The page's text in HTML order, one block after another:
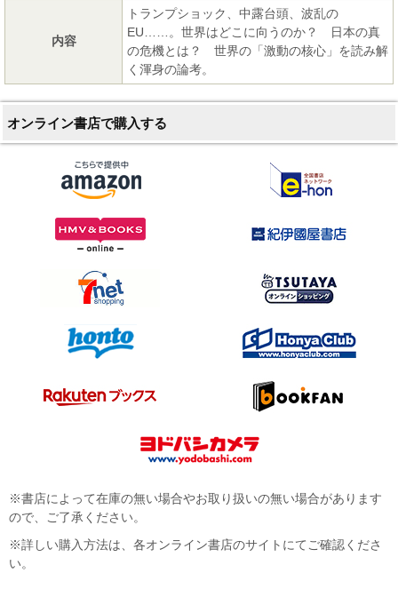
内容
トランプショック、中露台頭、波乱の
EU……。世界はどこに向うのか？ 日本の真
の危機とは？ 世界の「激動の核心」を読み解
く渾身の論考。
オンライン書店で購入する
※書店によって在庫の無い場合やお取り扱いの無い場合があります
ので、ご了承ください。
※詳しい購入方法は、各オンライン書店のサイトにてご確認くださ
い。